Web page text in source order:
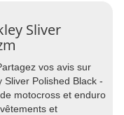
Sliver
vos avis sur
Polished Black -
motocross et enduro
et